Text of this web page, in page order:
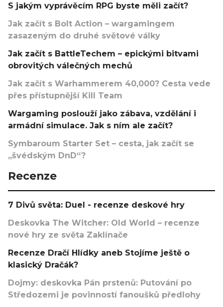
S jakým vyprávěcím RPG byste měli začít?
Jak začít s Bolt Action – wargamingem
zasazeným do druhé světové války
Jak začít s BattleTechem – epickými bitvami
obrovitých válečných mechů
Jak začít s Warhammerem 40,000? Cesta vede
přes přístupnější Kill Team
Wargaming poslouží jako zábava, vzdělání i
armádní simulace. Jak s ním ale začít?
Symbaroum Starter Set – cesta, jak začít se
„švédským DnD“?
Recenze
7 Divů světa: Duel - recenze deskové hry
Deskovka The Witcher: Old World – recenze
nové hry ze světa Zaklínače
Recenze Dračí Hlídky aneb Stojíme ještě o
klasický Dračák?
Dojmy: deskovka Pán prstenů: Putování po
Středozemi je povinností fanoušků předlohy